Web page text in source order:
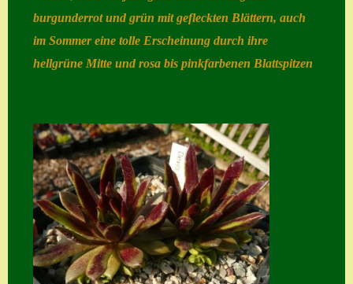
Impressum
Kasse
Kontakt
Naturformen
S. x nixonii
Semps die ich
suche
Semps von A – Z
Shop
burgunderrot und grün mit gefleckten Blättern, auch
im Sommer eine tolle Erscheinung durch ihre
hellgrüne Mitte und rosa bis pinkfarbenen Blattspitzen